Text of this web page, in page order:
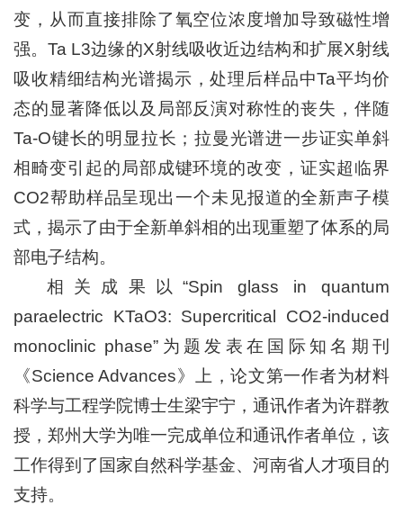
变，从而直接排除了氧空位浓度增加导致磁性增
强。Ta L3边缘的X射线吸收近边结构和扩展X射线
吸收精细结构光谱揭示，处理后样品中Ta平均价
态的显著降低以及局部反演对称性的丧失，伴随
Ta-O键长的明显拉长；拉曼光谱进一步证实单斜
相畸变引起的局部成键环境的改变，证实超临界
CO2帮助样品呈现出一个未见报道的全新声子模
式，揭示了由于全新单斜相的出现重塑了体系的局
部电子结构。
相关成果以“Spin glass in quantum
paraelectric KTaO3: Supercritical CO2-induced
monoclinic phase”为题发表在国际知名期刊
《Science Advances》上，论文第一作者为材料
科学与工程学院博士生梁宇宁，通讯作者为许群教
授，郑州大学为唯一完成单位和通讯作者单位，该
工作得到了国家自然科学基金、河南省人才项目的
支持。